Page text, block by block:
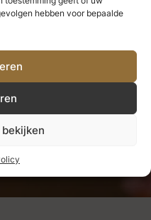
hebben voor bepaalde
Alles wat we
een deel